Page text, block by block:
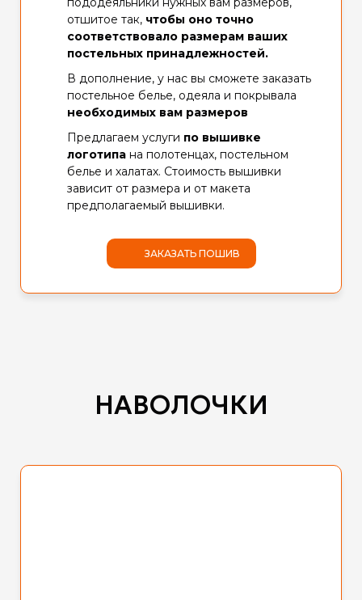
отшитое так, чтобы оно точно
соответствовало размерам ваших
постельных принадлежностей.
В дополнение, у нас вы сможете заказать
постельное белье, одеяла и покрывала
необходимых вам размеров
Предлагаем услуги по вышивке
логотипа на полотенцах, постельном
белье и халатах. Стоимость вышивки
зависит от размера и от макета
предполагаемый вышивки.
ЗАКАЗАТЬ ПОШИВ
НАВОЛОЧКИ